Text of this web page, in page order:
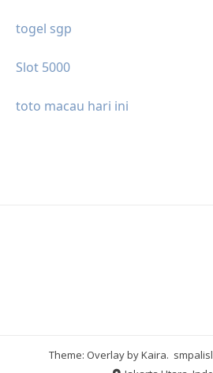
togel sgp
Slot 5000
toto macau hari ini
Theme: Overlay byKaira.